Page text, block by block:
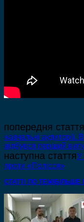
попередня стаття
навчальні аудиторії.
відбувся перший
наступна статтяУ
проти «Полісся»
СТАТТІ ПО ТЕМІ БІЛЬШЕ